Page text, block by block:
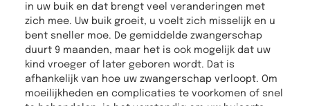
in uw buik en dat brengt veel veranderingen met
zich mee. Uw buik groeit, u voelt zich misselijk en u
bent sneller moe. De gemiddelde zwangerschap
duurt 9 maanden, maar het is ook mogelijk dat uw
kind vroeger of later geboren wordt. Dat is
afhankelijk van hoe uw zwangerschap verloopt. Om
moeilijkheden en complicaties te voorkomen of snel